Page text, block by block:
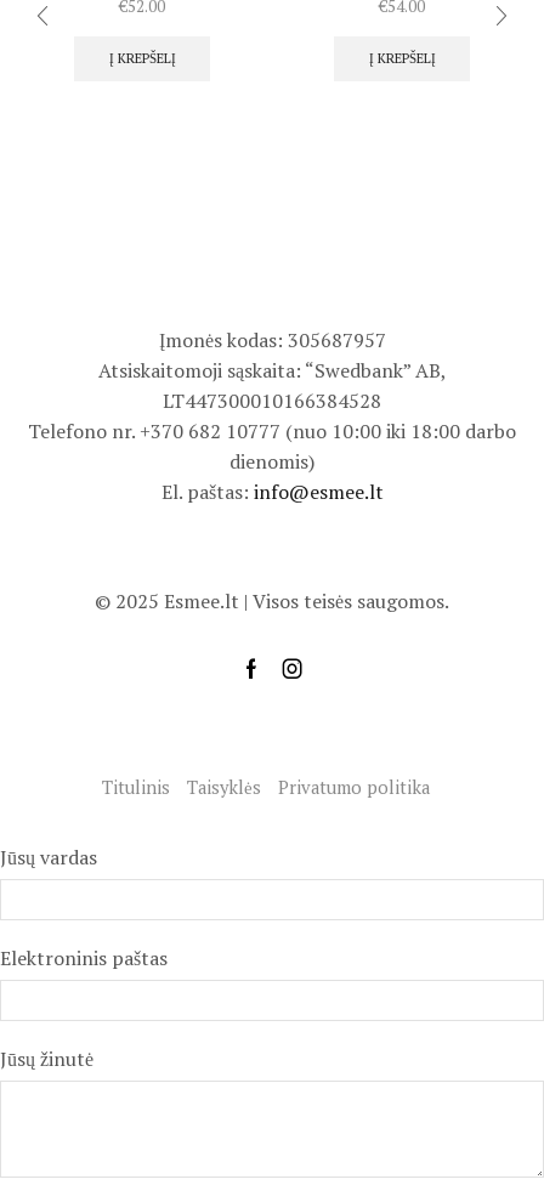
€52.00
Į KREPŠELĮ
€54.00
Į KREPŠELĮ
Įmonės kodas: 305687957
Atsiskaitomoji sąskaita: “Swedbank” AB,
LT447300010166384528
Telefono nr. +370 682 10777 (nuo 10:00 iki 18:00 darbo
dienomis)
El. paštas: info@esmee.lt
© 2025 Esmee.lt | Visos teisės saugomos.
Titulinis Taisyklės Privatumo politika
Jūsų vardas
Elektroninis paštas
Jūsų žinutė